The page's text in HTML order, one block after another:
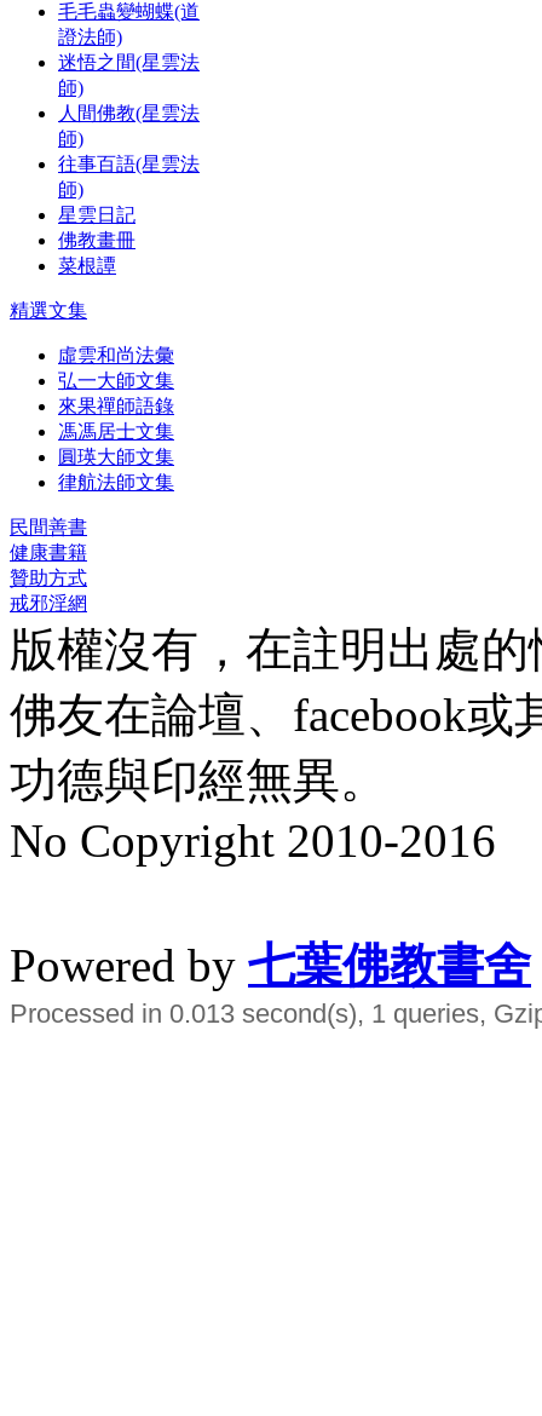
毛毛蟲變蝴蝶(道
證法師)
迷悟之間(星雲法
師)
人間佛教(星雲法
師)
往事百語(星雲法
師)
星雲日記
佛教畫冊
菜根譚
精選文集
虛雲和尚法彙
弘一大師文集
來果禪師語錄
馮馮居士文集
圓瑛大師文集
律航法師文集
民間善書
健康書籍
贊助方式
戒邪淫網
版權沒有，在註明出處
佛友在論壇、facebook
功德與印經無異。
No Copyright 2010-2016
Powered by 七葉佛教書舍
Processed in 0.013 second(s), 1 queries,